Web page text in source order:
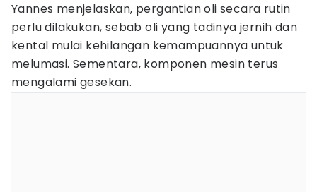
Yannes menjelaskan, pergantian oli secara rutin
perlu dilakukan, sebab oli yang tadinya jernih dan
kental mulai kehilangan kemampuannya untuk
melumasi. Sementara, komponen mesin terus
mengalami gesekan.